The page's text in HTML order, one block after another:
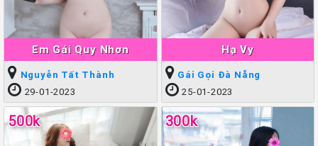
Em Gái Quy Nhơn
Nguyễn Tất Thành
29-01-2023
Hạ Vy
Gái Gọi Đà Nẵng
25-01-2023
500k 300k